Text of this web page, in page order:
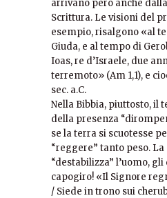
arrivano però anche
Scrittura. Le visioni del
esempio, risalgono «al
Giuda, e al tempo di
Ioas, re d’Israele, due
terremoto» (Am 1,1), e
sec. a.C.
Nella Bibbia, piuttosto, il
della presenza
se la terra si scuotesse
“reggere” tanto peso.
“destabilizza” l’uomo,
capogiro! «Il Signore
/ Siede in trono sui